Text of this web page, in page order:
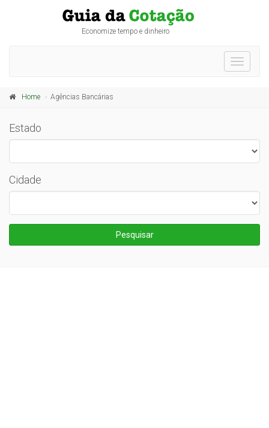
Economize tempo e dinheiro
Toggle
Home Agências Bancárias
Estado
Cidade
Pesquisar